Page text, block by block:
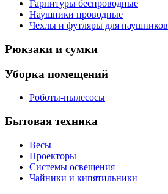
Гарнитуры беспроводные
Наушники проводные
Чехлы и футляры для наушников
Рюкзаки и сумки
Уборка помещений
Роботы-пылесосы
Бытовая техника
Весы
Проекторы
Системы освещения
Чайники и кипятильники